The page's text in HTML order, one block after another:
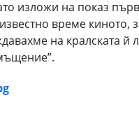
изложи на показ
време киното,
на кралската й